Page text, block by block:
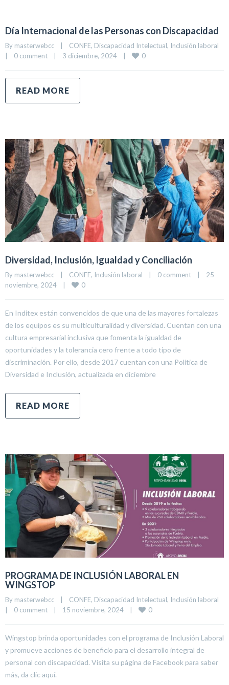
Día Internacional de las Personas con Discapacidad
By masterwebcc | CONFE, Discapacidad Intelectual, Inclusión laboral
|
0 comment | 3 diciembre, 2024 | 0
READ MORE
Diversidad, Inclusión, Igualdad y Conciliación
By masterwebcc CONFE, Inclusión laboral 0 comment
25
noviembre, 2024
0
En Inditex están convencidos de que una de las mayores fortalezas
de los equipos es su multiculturalidad y diversidad. Cuentan con una
cultura empresarial inclusiva que fomenta la igualdad de
oportunidades y la tolerancia cero frente a todo tipo de
discriminación. Por ello, desde 2017 cuentan con una Política de
Diversidad e Inclusión, actualizada en diciembre
READ MORE
PROGRAMA DE INCLUSIÓN LABORAL EN
WINGSTOP
By masterwebcc | CONFE, Discapacidad Intelectual, Inclusión laboral
|
0 comment | 15 noviembre, 2024 | 0
Wingstop brinda oportunidades con el programa de Inclusión Laboral
y promueve acciones de beneficio para el desarrollo integral de
personal con discapacidad. Visita su página de Facebook para saber
más, da clic aquí.